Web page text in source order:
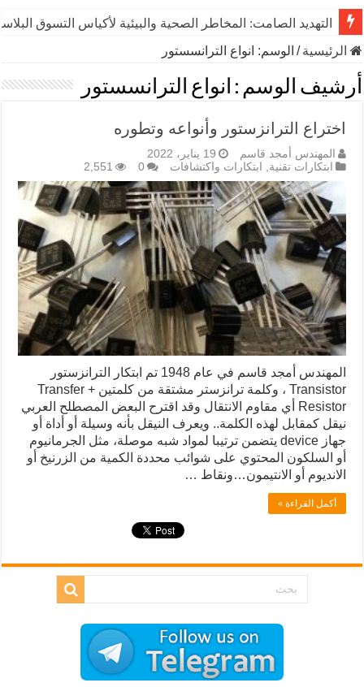
التهديد الصامت: المخاطر الصحية والبيئية لأكياس التسوق
الرئيسية/ الوسم: انواع الترانسستور
أرشيف الوسم : انواع الترانسستور
اختراع الترانزستور وأنواعه وتطوره
المهندس أمجد قاسم
19 يناير، 2022
ابتكارات تقنية, ابتكارات واكتشافات 0
2,551
المهندس أمجد قاسم في عام 1948 تم ابتكار الترانزستور
Transistor ، وكلمة ترانزستر مشتقة من كلمتين Transfer +
Resistor أي مقاوم الانتقال وقد اقترح البعض المصطلح العربي
نيقل كمقابل لهذه الكلمة.. ويعرف النيقل بأنه وسيلة أو أداة أو
جهاز device يتضمن ترتيبا لمواد شبه موصلة، مثل الجرمانيوم
أو السلكون المحتوي على شوائب محددة الكمية من الزرنيخ أو
الانديوم أو الانتيمون…ونقاط …
أكمل القراءة »